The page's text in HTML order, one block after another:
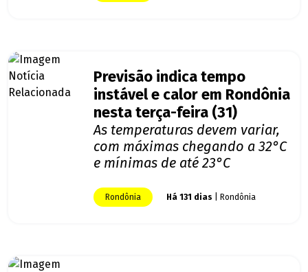
Previsão indica tempo
instável e calor em Rondônia
nesta terça-feira (31)
As temperaturas devem variar,
com máximas chegando a 32°C
e mínimas de até 23°C
Rondônia Há 131 dias | Rondônia